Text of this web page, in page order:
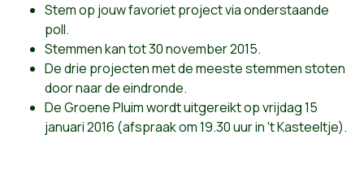
Stem op jouw favoriet project via onderstaande
poll.
Stemmen kan tot 30 november 2015.
De drie projecten met de meeste stemmen stoten
door naar de eindronde.
De Groene Pluim wordt uitgereikt op vrijdag 15
januari 2016 (afspraak om 19.30 uur in 't Kasteeltje).